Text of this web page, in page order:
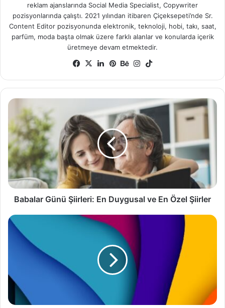
reklam ajanslarında Social Media Specialist, Copywriter
pozisyonlarında çalıştı. 2021 yılından itibaren Çiçeksepeti’nde Sr.
Content Editor pozisyonunda elektronik, teknoloji, hobi, takı, saat,
parfüm, moda başta olmak üzere farklı alanlar ve konularda içerik
üretmeye devam etmektedir.
Facebook
X LinkedIn
Pinterest
BehanceInstagram
Babalar
Şiirleri:
En
Duygusal
ve
En
Özel
Şiirler
Babalar Günü Şiirleri: En Duygusal ve En Özel Şiirler
Renklerin
Anlamları
Psikolojik